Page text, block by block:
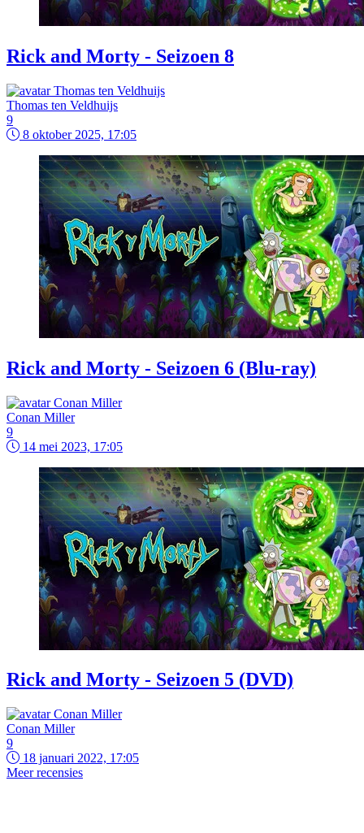
Rick and Morty - Seizoen 8
Thomas ten Veldhuijs
9
8 oktober 2025, 17:05
Rick and Morty - Seizoen 6 (Blu-ray)
Conan Miller
9
14 mei 2023, 17:05
Rick and Morty - Seizoen 5 (DVD)
Conan Miller
9
18 januari 2022, 17:05
Meer recensies